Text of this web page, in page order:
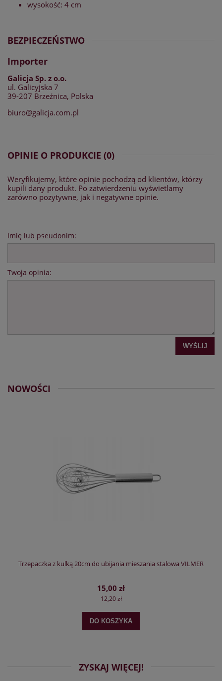
wysokość: 4 cm
BEZPIECZEŃSTWO
Importer
Galicja Sp. z o.o.
ul. Galicyjska 7
39-207 Brzeźnica, Polska
biuro@galicja.com.pl
OPINIE O PRODUKCIE (0)
Weryfikujemy, które opinie pochodzą od klientów, którzy
kupili dany produkt. Po zatwierdzeniu wyświetlamy
zarówno pozytywne, jak i negatywne opinie.
Imię lub pseudonim:
Twoja opinia:
WYŚLIJ
NOWOŚCI
Trzepaczka z kulką 20cm do ubijania mieszania stalowa VILMER
15,00 zł
12,20 zł
DO KOSZYKA
ZYSKAJ WIĘCEJ!